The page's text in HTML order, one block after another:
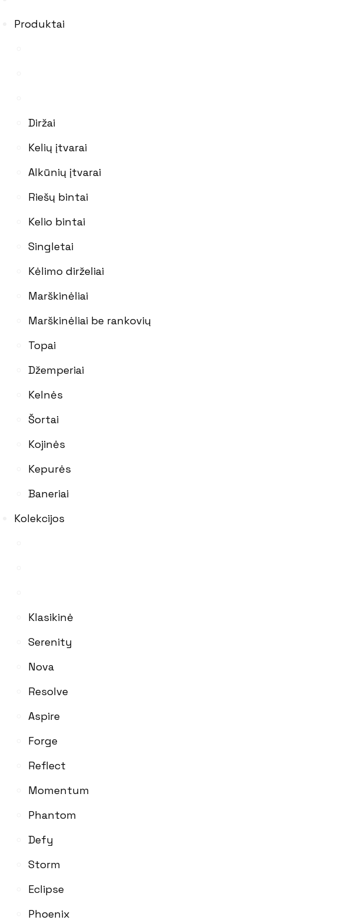
Produktai
Diržai
Kelių įtvarai
Alkūnių įtvarai
Riešų bintai
Kelio bintai
Singletai
Kėlimo dirželiai
Marškinėliai
Marškinėliai be rankovių
Topai
Džemperiai
Kelnės
Šortai
Kojinės
Kepurės
Baneriai
Kolekcijos
Klasikinė
Serenity
Nova
Resolve
Aspire
Forge
Reflect
Momentum
Phantom
Defy
Storm
Eclipse
Phoenix